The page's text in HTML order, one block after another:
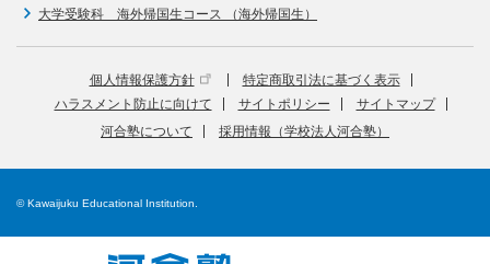
大学受験科 海外帰国生コース （海外帰国生）
個人情報保護方針
特定商取引法に基づく表示
ハラスメント防止に向けて
サイトポリシー
サイトマップ
河合塾について
採用情報（学校法人河合塾）
© Kawaijuku Educational Institution.